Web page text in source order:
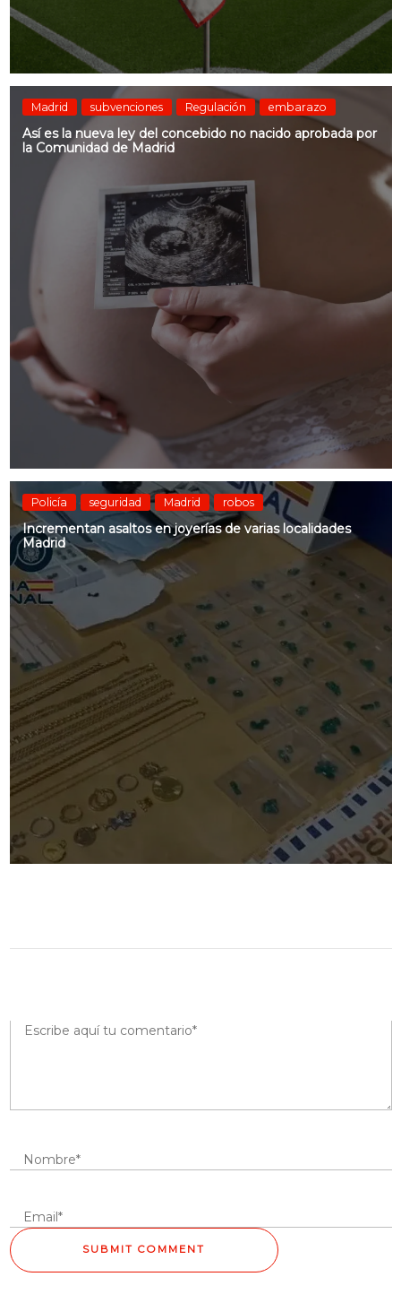
Madrid subvenciones Regulación embarazo
Así es la nueva ley del concebido no nacido aprobada por
la Comunidad de Madrid
Policía seguridad Madrid robos
Incrementan asaltos en joyerías de varias localidades
Madrid